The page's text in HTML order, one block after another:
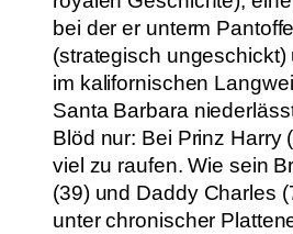
bei der er unterm
(strategisch ungeschickt)
im kalifornischen
Santa Barbara
Blöd nur: Bei Prinz Harry
viel zu raufen. Wie sein
(39) und Daddy Charles
unter chronischer